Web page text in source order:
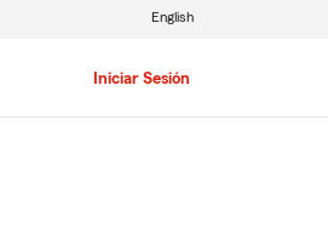
Iniciar Sesión
English